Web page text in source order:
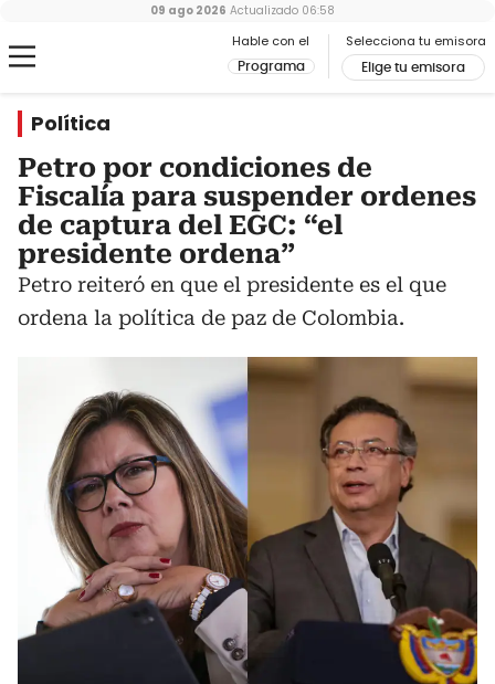
Hable con el
Programa
Selecciona tu emisora
Elige tu emisora
09 ago 2026 Actualizado 06:58
Política
Petro por condiciones de
Fiscalía para suspender ordenes
de captura del EGC: “el
presidente ordena”
Petro reiteró en que el presidente es el que
ordena la política de paz de Colombia.